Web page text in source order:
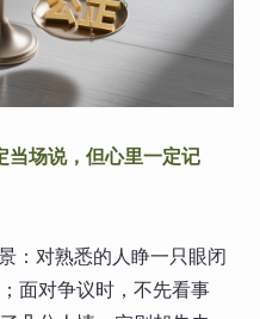
当场说，但心里一定记
：对熟悉的人睁一只眼闭
面对争议时，不先看事